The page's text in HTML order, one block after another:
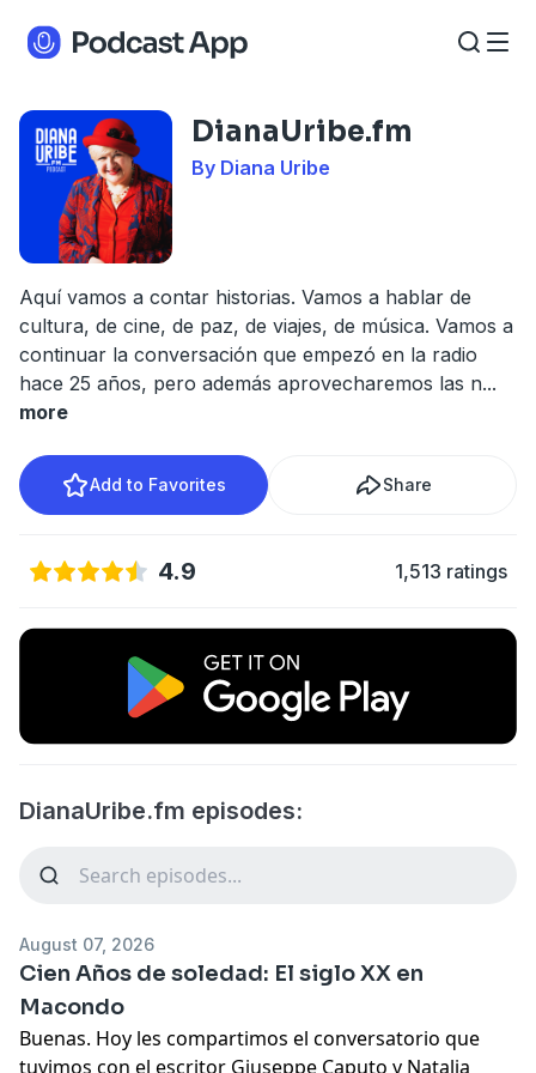
DianaUribe.fm
By Diana Uribe
Aquí vamos a contar historias. Vamos a hablar de
cultura, de cine, de paz, de viajes, de música. Vamos a
continuar la conversación que empezó en la radio
hace 25 años, pero además aprovecharemos las n...
more
Add to Favorites Share
4.9 1,513 ratings
DianaUribe.fm episodes:
August 07, 2026
Cien Años de soledad: El siglo XX en
Macondo
Buenas. Hoy les compartimos el conversatorio que
tuvimos con el escritor Giuseppe Caputo y Natalia